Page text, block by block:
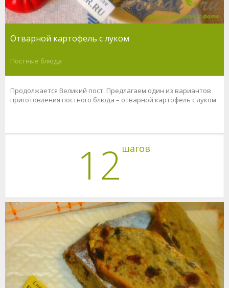
Отварной картофель с луком
Постные блюда
Продолжается Великий пост. Предлагаем один из вариантов
приготовления постного блюда – отварной картофель с луком.
12 шагов